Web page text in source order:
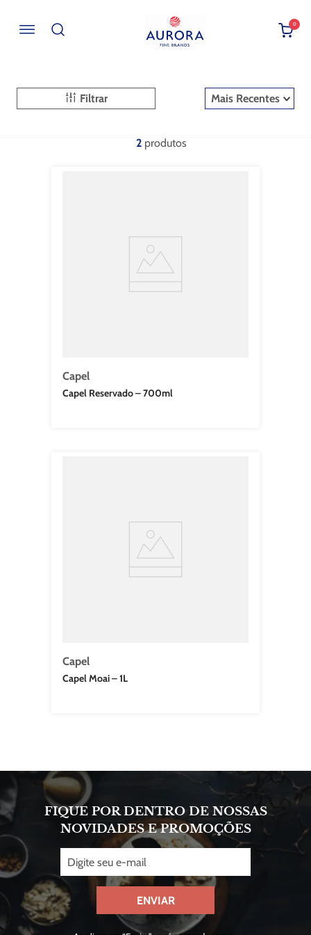
0
Filtrar Mais Recentes
2
Capel
Capel Reservado – 700ml
Capel
Capel Moai – 1L
FIQUE POR DENTRO DE NOSSAS
NOVIDADES E PROMOÇÕES
ENVIAR